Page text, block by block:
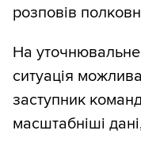
розповів
На уточнювальне
ситуація
заступник
масштабніші